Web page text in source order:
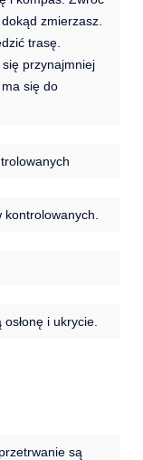
zmierzasz.
trasę.
przynajmniej
się do
i ukrycie.
są